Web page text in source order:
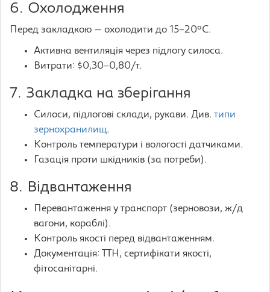
6. Охолодження
Перед закладкою — охолодити до 15–20°C.
Активна вентиляція через підлогу силоса.
Витрати: $0,30–0,80/т.
7. Закладка на зберігання
Силоси, підлогові склади, рукави. Див. типи
зернохранилищ.
Контроль температури і вологості датчиками.
Газація проти шкідників (за потреби).
8. Відвантаження
Перевантаження у транспорт (зерновози, ж/д
вагони, кораблі).
Контроль якості перед відвантаженням.
Документація: ТТН, сертифікати якості,
фітосанітарні.